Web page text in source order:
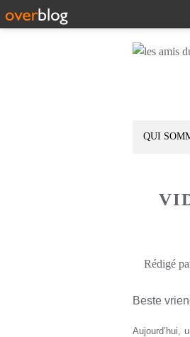
QUI
Rédigé
Beste
Aujourd’hui,